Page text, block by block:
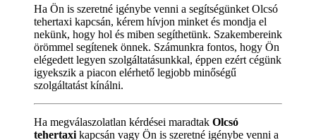
Ha Ön is szeretné igénybe venni a segítségünket Olcsó
tehertaxi kapcsán, kérem hívjon minket és mondja el
nekünk, hogy hol és miben segíthetünk. Szakembereink
örömmel segítenek önnek. Számunkra fontos, hogy Ön
elégedett legyen szolgáltatásunkkal, éppen ezért cégünk
igyekszik a piacon elérhető legjobb minőségű
szolgáltatást kínálni.
Ha megválaszolatlan kérdései maradtak Olcsó
tehertaxi kapcsán vagy Ön is szeretné igénybe venni a